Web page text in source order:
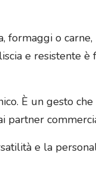
o carne,
e resistente
È un gesto
partner
e la